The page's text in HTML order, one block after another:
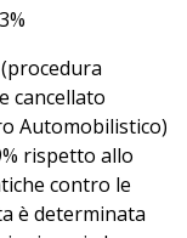
cancellato
Automobilistico)
rispetto allo
contro le
è determinata